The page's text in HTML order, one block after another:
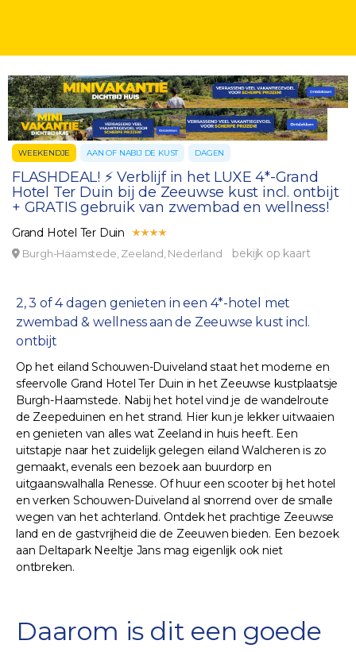
WEEKENDJE AAN OF NABIJ DE KUST DAGEN
FLASHDEAL! ⚡ Verblijf in het LUXE 4*-Grand
Hotel Ter Duin bij de Zeeuwse kust incl. ontbijt
+ GRATIS gebruik van zwembad en wellness!
Grand Hotel Ter Duin
Burgh-Haamstede, Zeeland, Nederland bekijk op kaart
2, 3 of 4 dagen genieten in een 4*-hotel met
zwembad & wellness aan de Zeeuwse kust incl.
ontbijt
Op het eiland Schouwen-Duiveland staat het moderne en
sfeervolle Grand Hotel Ter Duin in het Zeeuwse kustplaatsje
Burgh-Haamstede. Nabij het hotel vind je de wandelroute
de Zeepeduinen en het strand. Hier kun je lekker uitwaaien
en genieten van alles wat Zeeland in huis heeft. Een
uitstapje naar het zuidelijk gelegen eiland Walcheren is zo
gemaakt, evenals een bezoek aan buurdorp en
uitgaanswalhalla Renesse. Of huur een scooter bij het hotel
en verken Schouwen-Duiveland al snorrend over de smalle
wegen van het achterland. Ontdek het prachtige Zeeuwse
land en de gastvrijheid die de Zeeuwen bieden. Een bezoek
aan Deltapark Neeltje Jans mag eigenlijk ook niet
ontbreken.
Daarom is dit een goede